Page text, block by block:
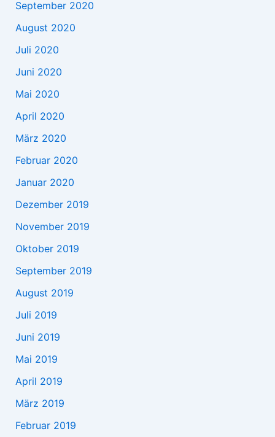
September 2020
August 2020
Juli 2020
Juni 2020
Mai 2020
April 2020
März 2020
Februar 2020
Januar 2020
Dezember 2019
November 2019
Oktober 2019
September 2019
August 2019
Juli 2019
Juni 2019
Mai 2019
April 2019
März 2019
Februar 2019